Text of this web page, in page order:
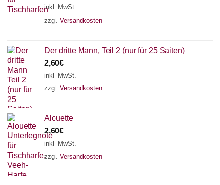
inkl. MwSt.
zzgl. Versandkosten
Der dritte Mann, Teil 2 (nur für 25 Saiten)
2,60€
inkl. MwSt.
zzgl. Versandkosten
Alouette
2,60€
inkl. MwSt.
zzgl. Versandkosten